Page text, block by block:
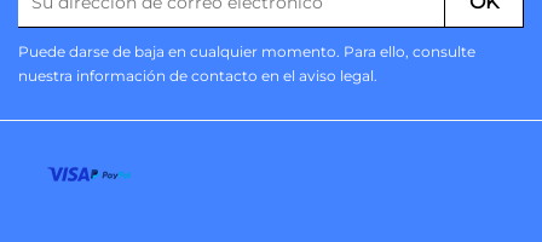
Puede darse de baja en cualquier momento. Para ello, consulte
nuestra información de contacto en el aviso legal.